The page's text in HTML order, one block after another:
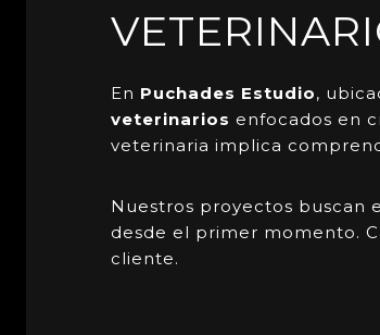
En Puchades Estudio,
veterinarios enfocados en
veterinaria implica
Nuestros proyectos buscan
desde el primer momento.
cliente.